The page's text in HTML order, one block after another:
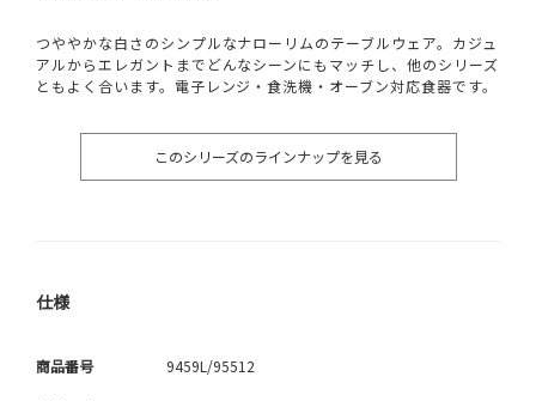
つややかな白さのシンプルなナローリムのテーブルウェア。カジュ
アルからエレガントまでどんなシーンにもマッチし、他のシリーズ
ともよく合います。電子レンジ・食洗機・オーブン対応食器です。
このシリーズのラインナップを見る
仕様
商品番号 9459L/95512